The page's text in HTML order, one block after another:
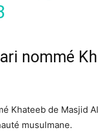
nommé
Khateeb de Masjid
musulmane.